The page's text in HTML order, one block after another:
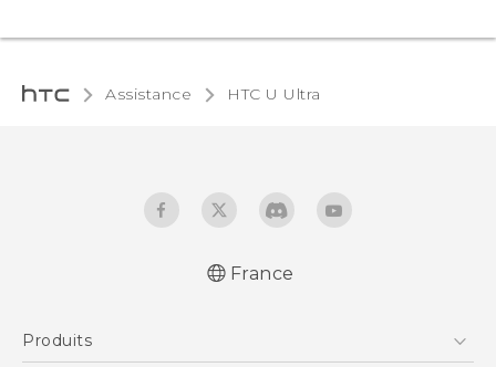
Assistance HTC U Ultra‎
France
Produits